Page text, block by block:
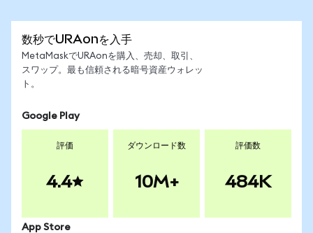
数秒でURAonを入手
MetaMaskでURAonを購入、売却、取引、
スワップ。最も信頼される暗号資産ウォレッ
ト。
Google Play
評価
4.4
ダウンロード数
10M+
評価数
484K
App Store